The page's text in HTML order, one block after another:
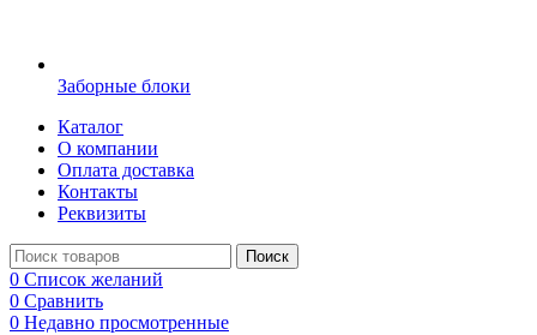
Заборные блоки
Каталог
О компании
Оплата доставка
Контакты
Реквизиты
Поиск
0 Список желаний
0 Сравнить
0 Недавно просмотренные